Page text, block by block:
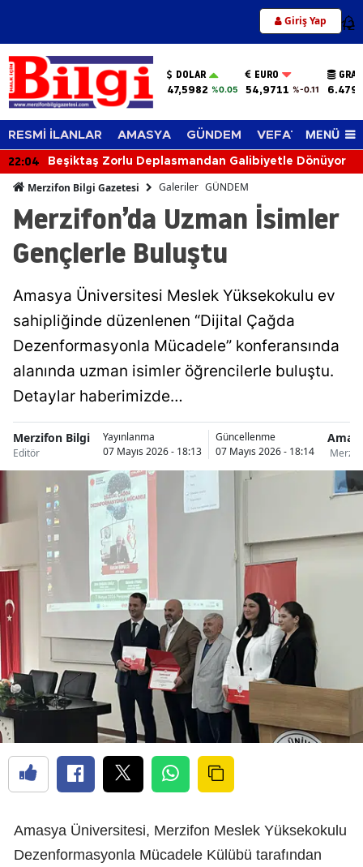
Giriş Yap 12
DOLAR
47,5982 %0.05
EURO
54,9711 %-0.11
RESMİ İLANLAR AMASYA GÜNDEM VEFAT EDENLER
MENÜ
21:50 Amasya Üniversitesi'nde Teknoloji Heyecanı
Merzifon Bilgi Gazetesi Galeriler GÜNDEM
Merzifon’da Uzman İsimler
Gençlerle Buluştu
Amasya Üniversitesi Meslek Yüksekokulu ev
sahipliğinde düzenlenen “Dijital Çağda
Dezenformasyonla Mücadele” konferansında
alanında uzman isimler öğrencilerle buluştu.
Detaylar haberimizde…
Merzifon Bilgi
Editör
Yayınlanma
07 Mayıs 2026 - 18:13
Güncellenme
07 Mayıs 2026 - 18:14
Amasya Üniversitesi, Merzifon Meslek Yüksekokulu
Dezenformasyonla Mücadele Külübü tarafından